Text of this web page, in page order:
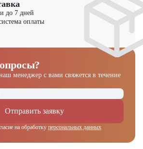
до 7 дней
оплаты
наш менеджер с вами свяжется в течение
Отправить заявку
на обработку персональных данных